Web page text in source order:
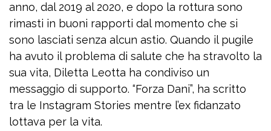
anno, dal 2019 al 2020, e dopo la rottura sono
rimasti in buoni rapporti dal momento che si
sono lasciati senza alcun astio. Quando il pugile
ha avuto il problema di salute che ha stravolto la
sua vita, Diletta Leotta ha condiviso un
messaggio di supporto. “Forza Dani”, ha scritto
tra le Instagram Stories mentre l’ex fidanzato
lottava per la vita.